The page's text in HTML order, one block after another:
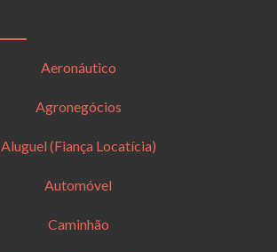
Aeronáutico
Agronegócios
Aluguel (Fiança Locatícia)
Automóvel
Caminhão